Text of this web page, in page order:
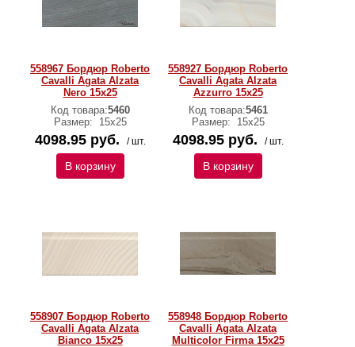
558967 Бордюр Roberto
Cavalli Agata Alzata
Nero 15x25
Код товара:5460
Размер:
15х25
4098.95 руб. / шт.
В корзину
558927 Бордюр Roberto
Cavalli Agata Alzata
Azzurro 15x25
Код товара:5461
Размер:
15х25
4098.95 руб. / шт.
В корзину
558907 Бордюр Roberto
Cavalli Agata Alzata
Bianco 15x25
558948 Бордюр Roberto
Cavalli Agata Alzata
Multicolor Firma 15x25